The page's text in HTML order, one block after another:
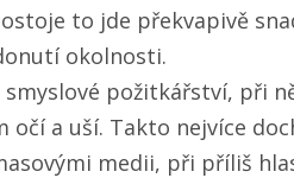
to jde překvapivě
okolnosti.
požitkářství, při
očí a uší. Takto nejvíce
medii, při příliš